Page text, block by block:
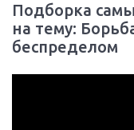
Подборка
на тему:
беспределом